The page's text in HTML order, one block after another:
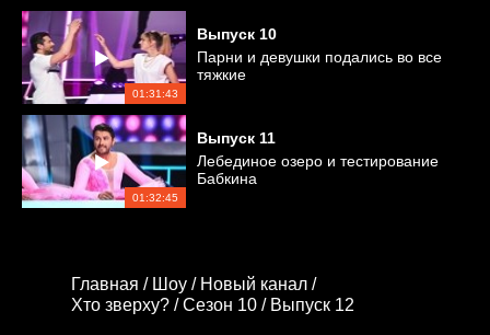
01:31:43
Выпуск 10
Парни и девушки подались во все
тяжкие
01:32:45
Выпуск 11
Лебединое озеро и тестирование
Бабкина
Главная / Шоу / Новый канал /
Хто зверху? /Сезон 10 / Выпуск 12